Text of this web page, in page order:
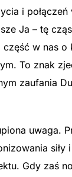
i
Ja – tę
w nas
To znak
zaufania
siły
Gdy zaś